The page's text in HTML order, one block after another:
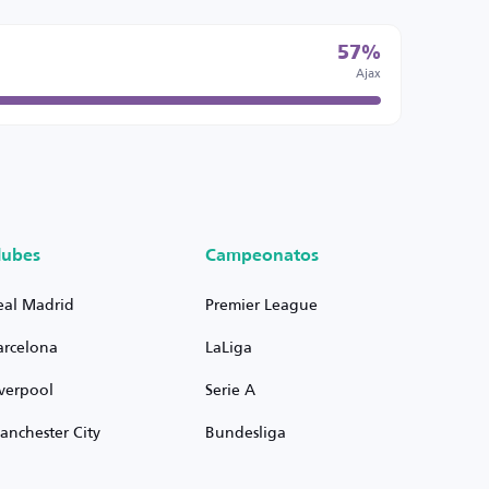
57%
Ajax
Madrid
City
Campeonatos
Premier League
LaLiga
Serie A
Bundesliga